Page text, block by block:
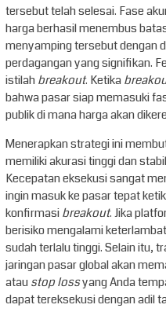
tersebut telah selesai. Fase
harga berhasil menembus
menyamping tersebut dengan
perdagangan yang signifikan.
istilahbreakout. Ketika
bahwa pasar siap memasuki
publik di mana harga akan
Menerapkan strategi ini
memiliki akurasi tinggi dan
Kecepatan eksekusi sangat
ingin masuk ke pasar tepat
konfirmasibreakout. Jika
berisiko mengalami
sudah terlalu tinggi. Selain itu,
jaringan pasar global akan
ataustop lossyang Anda
dapat tereksekusi dengan adil